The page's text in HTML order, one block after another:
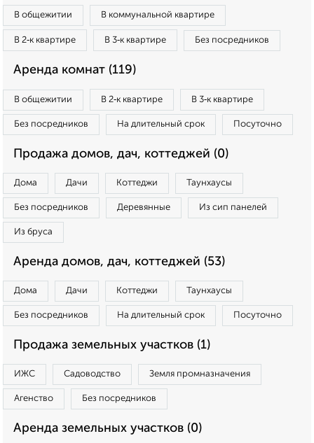
В общежитии В коммунальной квартире
В 2‑к квартире В 3‑к квартире Без посредников
Аренда комнат (119)
В общежитии В 2‑к квартире В 3‑к квартире
Без посредников На длительный срок Посуточно
Продажа домов, дач, коттеджей (0)
Дома Дачи Коттеджи Таунхаусы
Без посредников Деревянные Из сип панелей
Из бруса
Аренда домов, дач, коттеджей (53)
Дома Дачи Коттеджи Таунхаусы
Без посредников На длительный срок Посуточно
Продажа земельных участков (1)
ИЖС Садоводство Земля промназначения
Агенство Без посредников
Аренда земельных участков (0)